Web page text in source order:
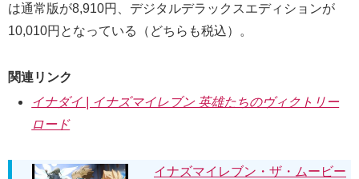
は通常版が8,910円、デジタルデラックスエディションが
10,010円となっている（どちらも税込）。
関連リンク
イナダイ | イナズマイレブン 英雄たちのヴィクトリー
ロード
イナズマイレブン・ザ・ムービー